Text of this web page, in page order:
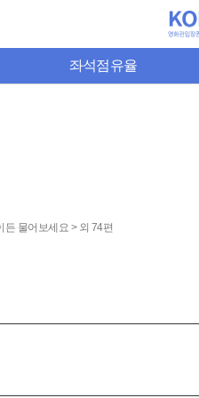
좌석점유율
든 물어보세요 > 외 74편